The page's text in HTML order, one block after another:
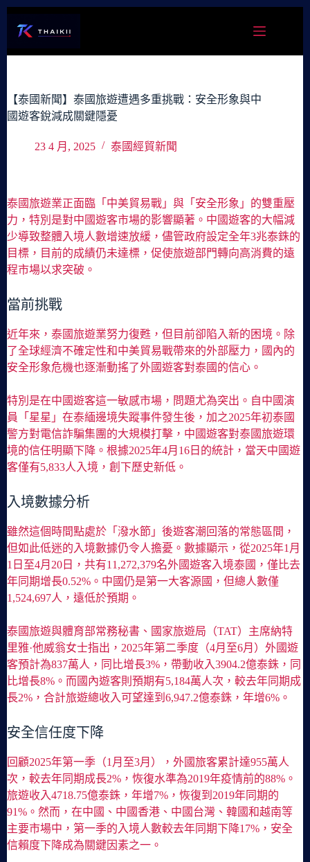
容
【泰國新聞】泰國旅遊遭遇多重挑戰：安全形象與中
國遊客銳減成關鍵隱憂
23 4 月, 2025 泰國經貿新聞
泰國旅遊業正面臨「中美貿易戰」與「安全形象」的雙重壓
力，特別是對中國遊客市場的影響顯著。中國遊客的大幅減
少導致整體入境人數增速放緩，儘管政府設定全年3兆泰銖的
目標，目前的成績仍未達標，促使旅遊部門轉向高消費的遠
程市場以求突破。
當前挑戰
近年來，泰國旅遊業努力復甦，但目前卻陷入新的困境。除
了全球經濟不確定性和中美貿易戰帶來的外部壓力，國內的
安全形象危機也逐漸動搖了外國遊客對泰國的信心。
特別是在中國遊客這一敏感市場，問題尤為突出。自中國演
員「星星」在泰緬邊境失蹤事件發生後，加之2025年初泰國
警方對電信詐騙集團的大規模打擊，中國遊客對泰國旅遊環
境的信任明顯下降。根據2025年4月16日的統計，當天中國遊
客僅有5,833人入境，創下歷史新低。
入境數據分析
雖然這個時間點處於「潑水節」後遊客潮回落的常態區間，
但如此低迷的入境數據仍令人擔憂。數據顯示，從2025年1月
1日至4月20日，共有11,272,379名外國遊客入境泰國，僅比去
年同期增長0.52%。中國仍是第一大客源國，但總人數僅
1,524,697人，遠低於預期。
泰國旅遊與體育部常務秘書、國家旅遊局（TAT）主席納特
里雅·他威翁女士指出，2025年第二季度（4月至6月）外國遊
客預計為837萬人，同比增長3%，帶動收入3904.2億泰銖，同
比增長8%。而國內遊客則預期有5,184萬人次，較去年同期成
長2%，合計旅遊總收入可望達到6,947.2億泰銖，年增6%。
安全信任度下降
回顧2025年第一季（1月至3月），外國旅客累計達955萬人
次，較去年同期成長2%，恢復水準為2019年疫情前的88%。
旅遊收入4718.75億泰銖，年增7%，恢復到2019年同期的
91%。然而，在中國、中國香港、中國台灣、韓國和越南等
主要市場中，第一季的入境人數較去年同期下降17%，安全
信賴度下降成為關鍵因素之一。